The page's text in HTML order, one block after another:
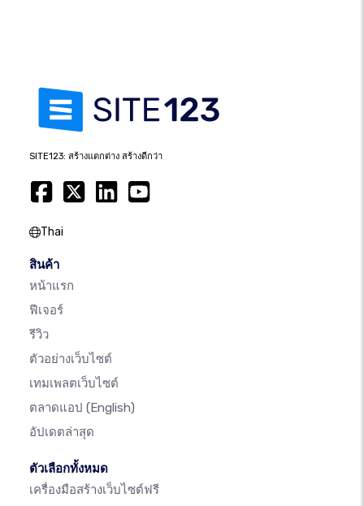
SITE123: สร้างแตกต่าง สร้างดีกว่า
Thai
สินค้า
หน้าแรก
ฟีเจอร์
รีวิว
ตัวอย่างเว็บไซต์
เทมเพลตเว็บไซต์
ตลาดแอป (English)
อัปเดตล่าสุด
ตัวเลือกทั้งหมด
เครื่องมือสร้างเว็บไซต์ฟรี